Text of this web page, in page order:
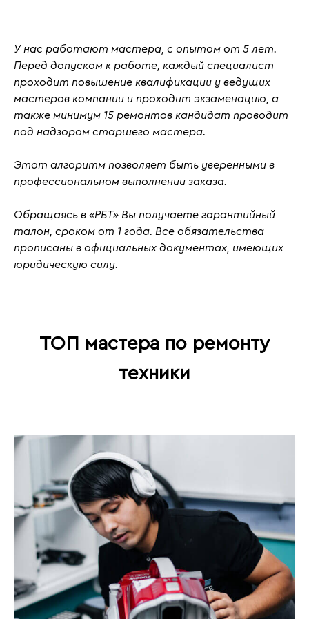
У нас работают мастера, с опытом от 5 лет.
Перед допуском к работе, каждый специалист
проходит повышение квалификации у ведущих
мастеров компании и проходит экзаменацию, а
также минимум 15 ремонтов кандидат проводит
под надзором старшего мастера.
Этот алгоритм позволяет быть уверенными в
профессиональном выполнении заказа.
Обращаясь в «РБТ» Вы получаете гарантийный
талон, сроком от 1 года. Все обязательства
прописаны в официальных документах, имеющих
юридическую силу.
ТОП мастера по ремонту
техники